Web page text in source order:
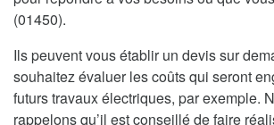
(01450).
Ils peuvent vous établir un devis sur
souhaitez évaluer les coûts qui seront
futurs travaux électriques, par exemple.
rappelons qu’il est conseillé de faire